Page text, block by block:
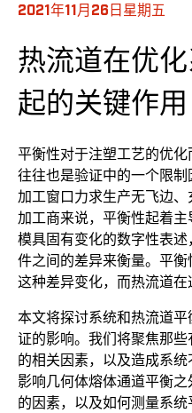
2021年11月26日星期五
热流道在优
起的关键作用
平衡性对于注塑工艺的优
往往也是验证中的一个限
加工窗口力求生产无飞边
加工商来说，平衡性起着
模具固有变化的数字性表
件之间的差异来衡量。平
这种差异变化，而热流道在
本文将探讨系统和热流道
证的影响。我们将聚焦那
的相关因素，以及造成系
影响几何体熔体通道平衡
的因素，以及如何测量系